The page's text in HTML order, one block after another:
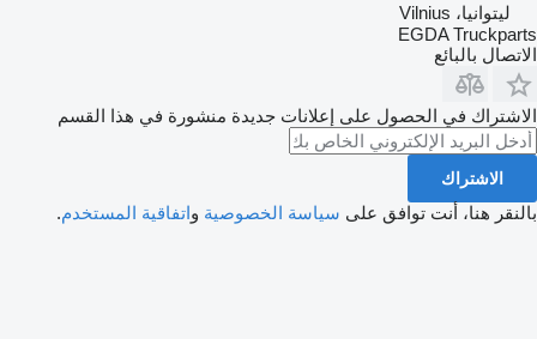
ليتوانيا، Vilnius
EGDA Truckparts
الاتصال بالبائع
الاشتراك في الحصول على إعلانات جديدة منشورة في هذا القسم
الاشتراك
بالنقر هنا، أنت توافق على سياسة الخصوصية واتفاقية المستخدم.